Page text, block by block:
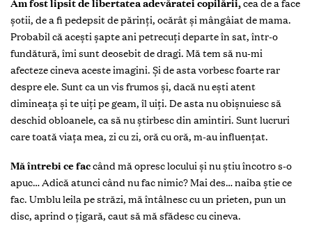
Am fost lipsit de libertatea adevăratei copilării,cea de a face
şotii, de a fi pedepsit de părinţi, ocărât şi mângâiat de mama.
Probabil că aceşti şapte ani petrecuţi departe în sat, într-o
fundătură, îmi sunt deosebit de dragi. Mă tem să nu-mi
afecteze cineva aceste imagini. Şi de asta vorbesc foarte rar
despre ele. Sunt ca un vis frumos şi, dacă nu eşti atent
dimineaţa şi te uiţi pe geam, îl uiţi. De asta nu obişnuiesc să
deschid obloanele, ca să nu ştirbesc din amintiri. Sunt lucruri
care toată viaţa mea, zi cu zi, oră cu oră, m-au influenţat.
Mă întrebi ce faccând mă opresc locului şi nu ştiu încotro s-o
apuc… Adică atunci când nu fac nimic? Mai des… naiba ştie ce
fac. Umblu leila pe străzi, mă întâlnesc cu un prieten, pun un
disc, aprind o ţigară, caut să mă sfădesc cu cineva.